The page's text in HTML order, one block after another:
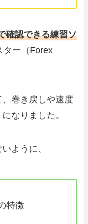
確認できる練習ソ
ター（Forex
巻き戻しや速度
なりました。
ように、
特徴